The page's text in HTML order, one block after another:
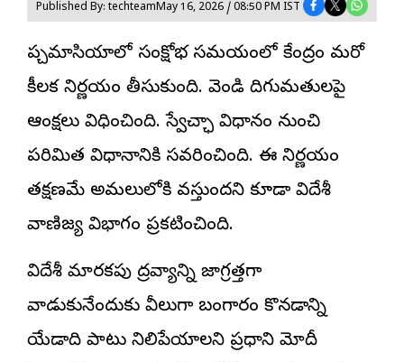
Published By: techteamMay 16, 2026 / 08:50 PM IST
పశ్చిమాసియాలో సంక్షోభ సమయంలో కేంద్రం మరో
కీలక నిర్ణయం తీసుకుంది. వెండి దిగుమతులపై
ఆంక్షలు విధించింది. స్వేచ్ఛా విధానం నుంచి
పరిమిత విధానానికి సవరించింది. ఈ నిర్ణయం
తక్షణమే అమలులోకి వస్తుందని కూడా విదేశీ
వాణిజ్య విభాగం ప్రకటించింది.
విదేశీ మారకపు ద్రవ్యాన్ని జాగ్రత్తగా
వాడుకునేందుకు వీలుగా బంగారం కొనడాన్ని
యేడాది పాటు నిలిపేయాలని ప్రధాని మోదీ